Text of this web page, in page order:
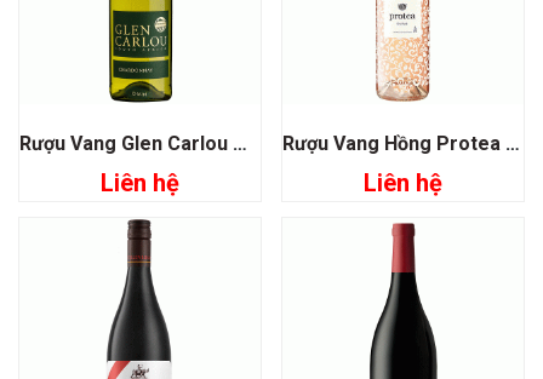
Rượu Vang Glen Carlou Chardonnay
Liên hệ
Rượu Vang Hồng Protea Dry Rose
Liên hệ